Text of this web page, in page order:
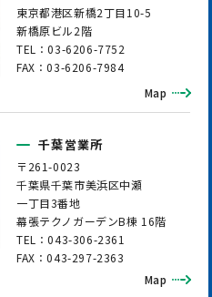
東京都港区新橋2丁目10-5
新橋原ビル2階
TEL：03-6206-7752
FAX：03-6206-7984
Map
千葉営業所
〒261-0023
千葉県千葉市美浜区中瀬
一丁目3番地
幕張テクノガーデンB棟 16階
TEL：043-306-2361
FAX：043-297-2363
Map